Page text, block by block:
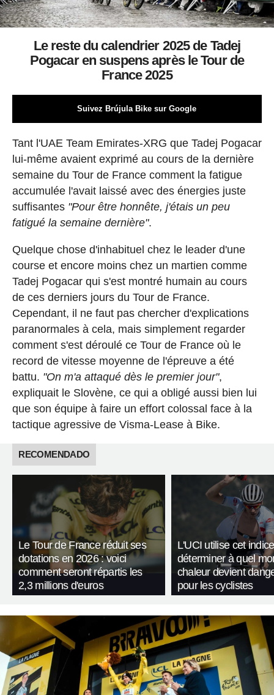
Le reste du calendrier 2025 de Tadej
Pogacar en suspens après le Tour de
France 2025
Suivez Brújula Bike sur Google
Tant l'UAE Team Emirates-XRG que Tadej Pogacar
lui-même avaient exprimé au cours de la dernière
semaine du Tour de France comment la fatigue
accumulée l'avait laissé avec des énergies juste
suffisantes"Pour être honnête, j'étais un peu
fatigué la semaine dernière".
Quelque chose d'inhabituel chez le leader d'une
course et encore moins chez un martien comme
Tadej Pogacar qui s'est montré humain au cours
de ces derniers jours du Tour de France.
Cependant, il ne faut pas chercher d'explications
paranormales à cela, mais simplement regarder
comment s'est déroulé ce Tour de France où le
record de vitesse moyenne de l'épreuve a été
battu. "On m'a attaqué dès le premier jour",
expliquait le Slovène, ce qui a obligé aussi bien lui
que son équipe à faire un effort colossal face à la
tactique agressive de Visma-Lease à Bike.
RECOMENDADO
Le Tour de France réduit ses
dotations en 2026 : voici
comment seront répartis les
2,3 millions d'euros
L'UCI utilise cet
déterminer à quel
chaleur devient
pour les cyclistes